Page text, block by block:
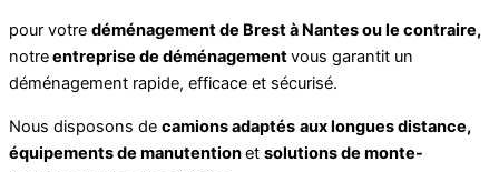
pour votre déménagement de Brest à Nantes ou le contraire,
notreentreprise de déménagementvous garantit un
déménagement rapide, efficace et sécurisé.
Nous disposons de camions adaptés aux longues distance,
équipements de manutentionet solutions de monte-